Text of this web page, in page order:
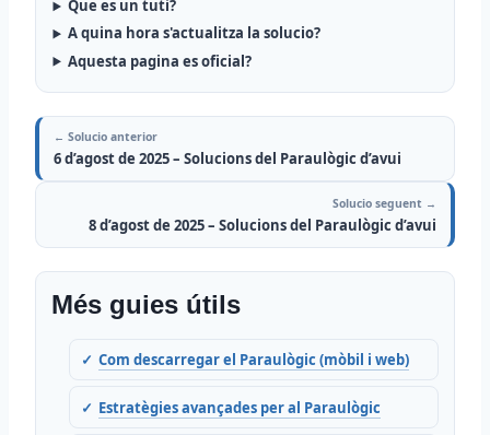
Que es un tuti?
A quina hora s'actualitza la solucio?
Aquesta pagina es oficial?
← Solucio anterior
6 d’agost de 2025 – Solucions del Paraulògic d’avui
Solucio seguent →
8 d’agost de 2025 – Solucions del Paraulògic d’avui
Més guies útils
Com descarregar el Paraulògic (mòbil i web)
Estratègies avançades per al Paraulògic